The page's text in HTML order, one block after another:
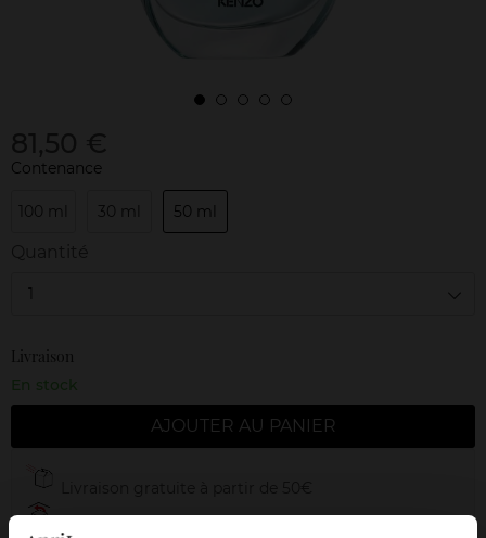
Contenance
100 ml 30 ml 50 ml
1
Livraison
En stock
AJOUTER AU PANIER